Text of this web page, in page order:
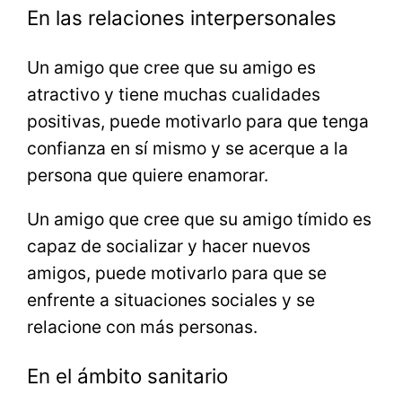
En las relaciones interpersonales
Un amigo que cree que su amigo es
atractivo y tiene muchas cualidades
positivas, puede motivarlo para que tenga
confianza en sí mismo y se acerque a la
persona que quiere enamorar.
Un amigo que cree que su amigo tímido es
capaz de socializar y hacer nuevos
amigos, puede motivarlo para que se
enfrente a situaciones sociales y se
relacione con más personas.
En el ámbito sanitario